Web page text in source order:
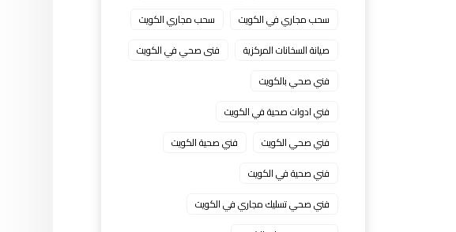
سحب مجاري في الكويت
سحب مجاري الكويت
صيانة السخانات المركزية
فنى صحي في الكويت
فني صحي بالكويت
فني ادوات صحية في الكويت
فني صحي الكويت
فني صحية الكويت
فني صحية في الكويت
فني صحي تسليك مجاري في الكويت